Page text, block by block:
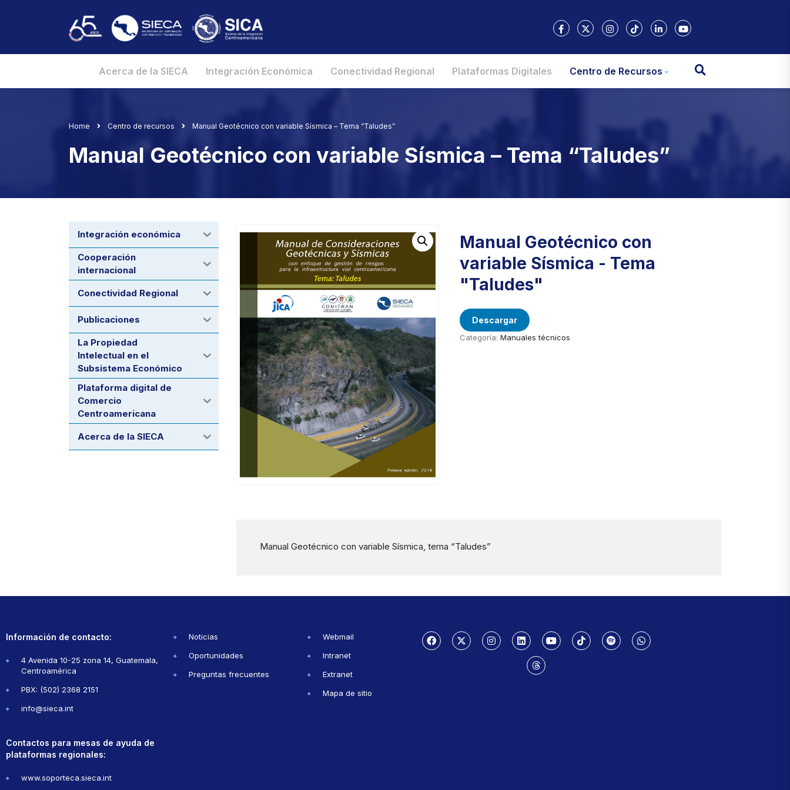
Acerca de la SIECA Integración Económica Conectividad Regional Plataformas Digitales Centro de Recursos
Home Centro de recursos Manual Geotécnico con variable Sísmica – Tema “Taludes”
Manual Geotécnico con variable Sísmica – Tema “Taludes”
Manual Geotécnico con
variable Sísmica - Tema
"Taludes"
Descargar
Categoría: Manuales técnicos
Manual Geotécnico con variable Sísmica, tema “Taludes”
Integración económica
Cooperación
internacional
Conectividad Regional
Publicaciones
La Propiedad
Intelectual en el
Subsistema Económico
Plataforma digital de
Comercio
Centroamericana
Acerca de la SIECA
Información de contacto:
4 Avenida 10-25 zona 14, Guatemala,
Centroamérica
PBX: (502) 2368 2151
info@sieca.int
Contactos para mesas de ayuda de
plataformas regionales:
www.soporteca.sieca.int
Noticias
Oportunidades
Preguntas frecuentes
Webmail
Intranet
Extranet
Mapa de sitio